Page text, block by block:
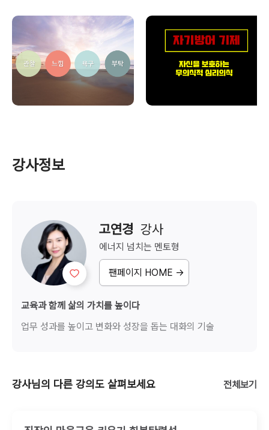
강사정보
고연경 강사
에너지 넘치는 멘토형
팬페이지 HOME →
교육과 함께 삶의 가치를 높이다
업무 성과를 높이고 변화와 성장을 돕는 대화의 기술
강사님의 다른 강의도 살펴보세요 전체보기